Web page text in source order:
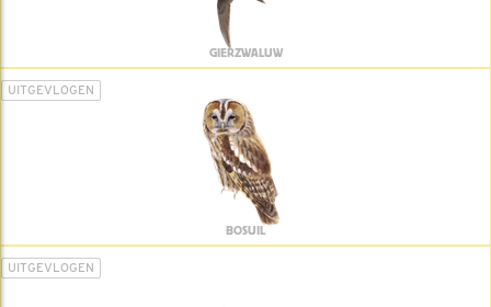
GIERZWALUW
UITGEVLOGEN
BOSUIL
UITGEVLOGEN